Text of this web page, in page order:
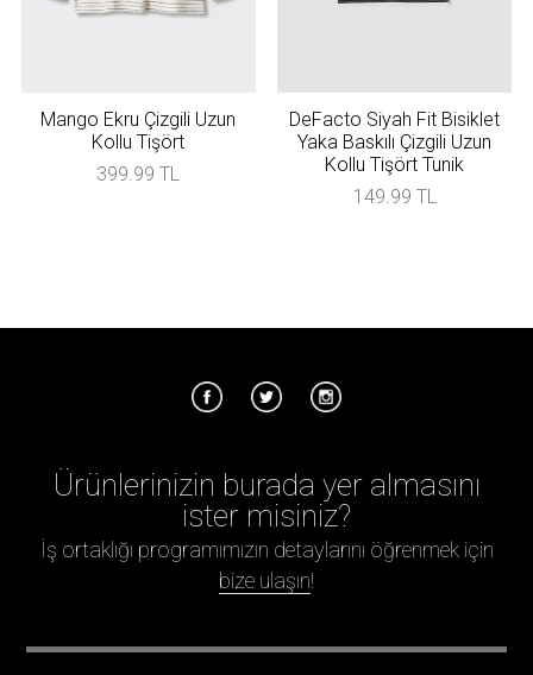
Mango Ekru Çizgili Uzun
Kollu Tişört
399.99 TL
DeFacto Siyah Fit Bisiklet
Yaka Baskılı Çizgili Uzun
Kollu Tişört Tunik
149.99 TL
Ürünlerinizin burada yer almasını
ister misiniz?
İş ortaklığı programımızın detaylarını öğrenmek için
bize ulaşın!